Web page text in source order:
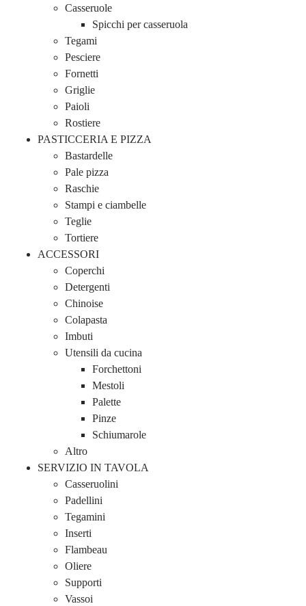
Casseruole
Spicchi per casseruola
Tegami
Pesciere
Fornetti
Griglie
Paioli
Rostiere
PASTICCERIA E PIZZA
Bastardelle
Pale pizza
Raschie
Stampi e ciambelle
Teglie
Tortiere
ACCESSORI
Coperchi
Detergenti
Chinoise
Colapasta
Imbuti
Utensili da cucina
Forchettoni
Mestoli
Palette
Pinze
Schiumarole
Altro
SERVIZIO IN TAVOLA
Casseruolini
Padellini
Tegamini
Inserti
Flambeau
Oliere
Supporti
Vassoi